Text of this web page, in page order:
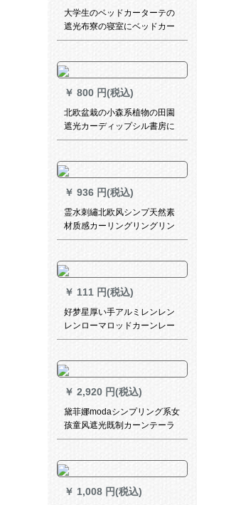
大学生のベッドカーターテの
遮光布寮の寝室にベッドカー
ターテを敷いてからベッドの
団は男女兼用の姫系青い鉄道
です。ベドカーターテ面1.2メ
トルの高さです。
￥ 800 円(税込)
北欧盆栽の小森系植物の田園
遮光カーディップシル書房に
あるリーガー葉植物掃き出し
メトル/くつかの写真を撮りま
す。
￥ 936 円(税込)
霊水刺繡北欧风シンプ天然素
材质感カーリングリングリン
グリングリングリングリング
ダンテ断热ストレーンテーリ
ングリング既制カーストスト
リングリング大コース
￥ 111 円(税込)
好梦星厚い手アルミレンレン
レンローマロッドカーンレー
ル単棒モノレールダブルトラ
クトラックのトップの取り付
け側のスリップホイールサポ
ートの付属品は全部（標準レ
ベルアップモデル）象牙の白
の単棒一メートル一枚（何メ
￥ 2,920 円(税込)
黛菲娜modaシンプリング系女
孩童风遮光既制カーンテーラ
ーテン扫き出し窓レガッテ寝
布-フーク既制カーン幅2.4*2.7
メトル高-シンゲルB
￥ 1,008 円(税込)